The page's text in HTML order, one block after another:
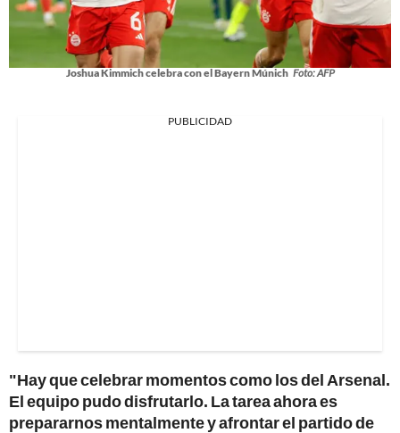
Joshua Kimmich celebra con el Bayern Múnich Foto: AFP
PUBLICIDAD
"Hay que celebrar momentos como los del Arsenal.
El equipo pudo disfrutarlo. La tarea ahora es
prepararnos mentalmente y afrontar el partido de